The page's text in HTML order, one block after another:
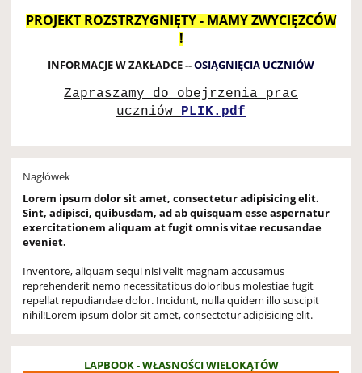
PROJEKT ROZSTRZYGNIĘTY - MAMY ZWYCIĘZCÓW
!
INFORMACJE W ZAKŁADCE --OSIĄGNIĘCIA UCZNIÓW
Zapraszamy do obejrzenia prac
uczniów PLIK.pdf
Nagłówek
Lorem ipsum dolor sit amet, consectetur adipisicing elit.
Sint, adipisci, quibusdam, ad ab quisquam esse aspernatur
exercitationem aliquam at fugit omnis vitae recusandae
eveniet.
Inventore, aliquam sequi nisi velit magnam accusamus
reprehenderit nemo necessitatibus doloribus molestiae fugit
repellat repudiandae dolor. Incidunt, nulla quidem illo suscipit
nihil!Lorem ipsum dolor sit amet, consectetur adipisicing elit.
LAPBOOK - WŁASNOŚCI WIELOKĄTÓW